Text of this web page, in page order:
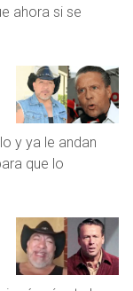
ahora si se
y ya le andan
que lo